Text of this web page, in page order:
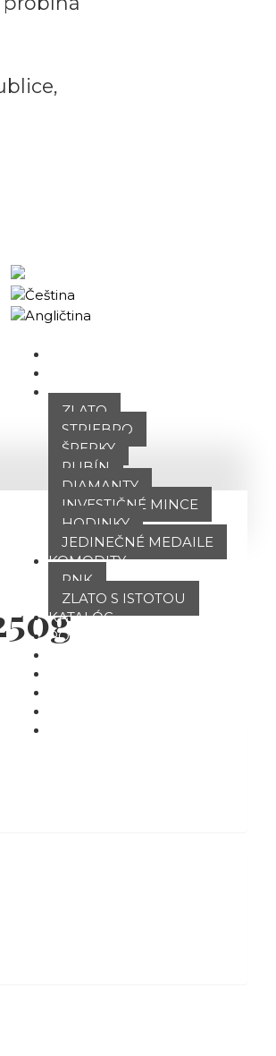
PONUKA
ZLATO
STRIEBRO
ŠPERKY
RUBÍN
DIAMANTY
INVESTIČNÉ MINCE
HODINKY
JEDINEČNÉ MEDAILE
KOMODITY
PNK
ZLATO S ISTOTOU
KATALÓG
POBOČKY